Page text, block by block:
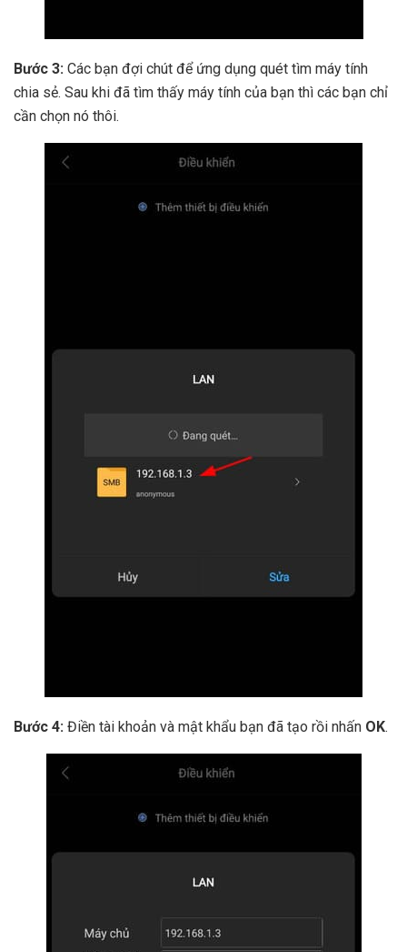
Bước 3: Các bạn đợi chút để ứng dụng quét tìm máy tính
chia sẻ. Sau khi đã tìm thấy máy tính của bạn thì các bạn chỉ
cần chọn nó thôi.
Bước 4: Điền tài khoản và mật khẩu bạn đã tạo rồi nhấn OK.